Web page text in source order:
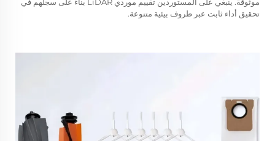
تحقيق أداء ثابت عبر ظروف بيئية متنوعة.